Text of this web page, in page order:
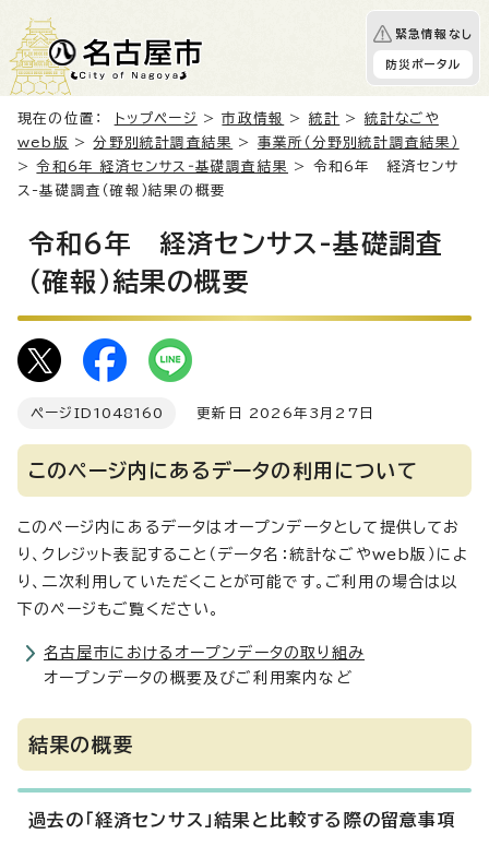
緊急情報なし
防災ポータル
現在の位置： トップページ >市政情報 > 統計 > 統計なごや
web版 >分野別統計調査結果 > 事業所（分野別統計調査結果）
>令和6年 経済センサス‐基礎調査結果
> 令和6年 経済センサ
ス-基礎調査（確報）結果の概要
令和6年 経済センサス-基礎調査
（確報）結果の概要
ページID 1048160 更新日 2026年3月27日
このページ内にあるデータの利用について
このページ内にあるデータはオープンデータとして提供してお
り、クレジット表記すること（データ名：統計なごやweb版）によ
り、二次利用していただくことが可能です。ご利用の場合は以
下のページもご覧ください。
名古屋市におけるオープンデータの取り組み
オープンデータの概要及びご利用案内など
結果の概要
過去の「経済センサス」結果と比較する際の留意事項